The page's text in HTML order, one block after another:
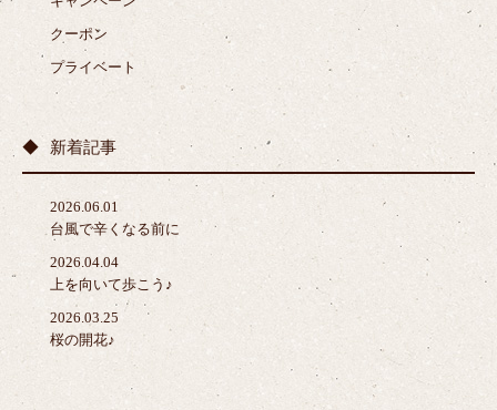
クーポン
プライベート
新着記事
2026.06.01
台風で辛くなる前に
2026.04.04
上を向いて歩こう♪
2026.03.25
桜の開花♪